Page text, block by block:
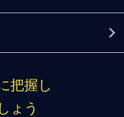
把握し
ょう